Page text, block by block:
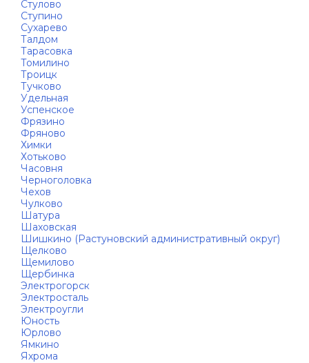
Стулово
Ступино
Сухарево
Талдом
Тарасовка
Томилино
Троицк
Тучково
Удельная
Успенское
Фрязино
Фряново
Химки
Хотьково
Часовня
Черноголовка
Чехов
Чулково
Шатура
Шаховская
Шишкино (Растуновский административный округ)
Щелково
Щемилово
Щербинка
Электрогорск
Электросталь
Электроугли
Юность
Юрлово
Ямкино
Яхрома